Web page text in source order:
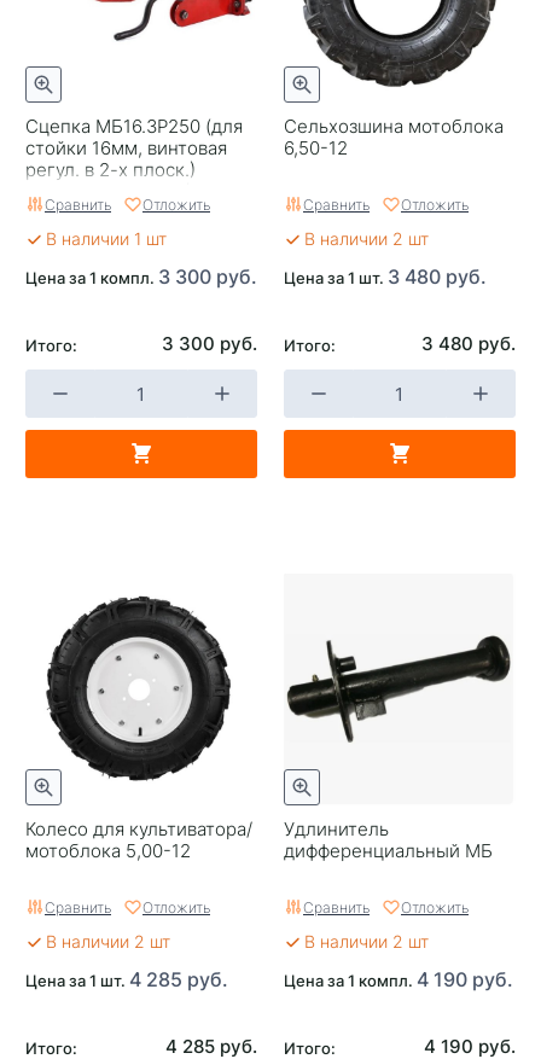
Сцепка МБ16.3Р250 (для
стойки 16мм, винтовая
регул. в 2-х плоск.)
44.06.22.00.00-01 (ЗАО
ВРМЗ)
Сравнить Отложить
В наличии 1 шт
Цена за 1 компл. 3 300 руб.
Итого: 3 300 руб.
Сельхозшина мотоблока
6,50-12
Сравнить Отложить
В наличии 2 шт
Цена за 1 шт. 3 480 руб.
Итого: 3 480 руб.
Колесо для культиватора/
мотоблока 5,00-12
Сравнить Отложить
В наличии 2 шт
Цена за 1 шт. 4 285 руб.
Итого: 4 285 руб.
Удлинитель
дифференциальный МБ
Сравнить Отложить
В наличии 2 шт
Цена за 1 компл. 4 190 руб.
Итого: 4 190 руб.